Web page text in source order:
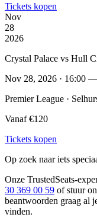
Tickets kopen
Nov
28
2026
Crystal Palace vs Hull
Nov 28, 2026 · 16:00
Premier League ·
Vanaf €120
Tickets kopen
Op zoek naar iets
Onze TrustedSeats-
30 369 00 59 of stuur
beantwoorden graag al
vinden.